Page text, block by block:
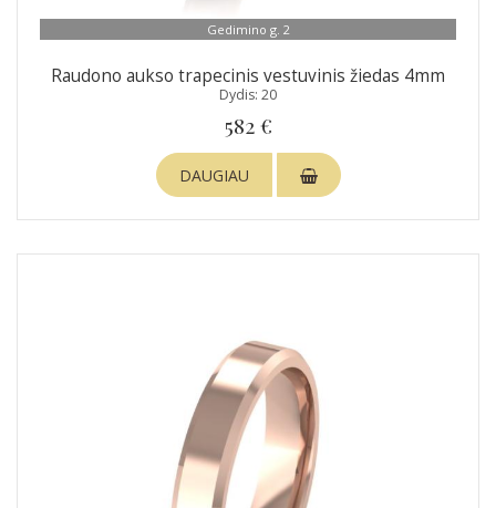
Gedimino g. 2
Raudono aukso trapecinis vestuvinis žiedas 4mm
Dydis: 20
582 €
DAUGIAU